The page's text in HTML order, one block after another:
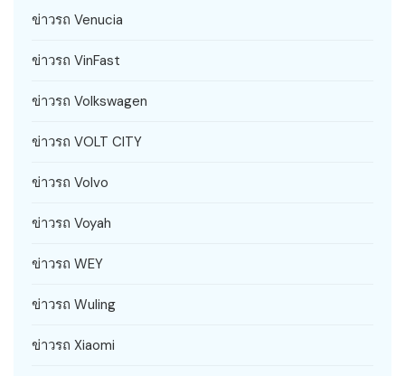
ข่าวรถ Venucia
ข่าวรถ VinFast
ข่าวรถ Volkswagen
ข่าวรถ VOLT CITY
ข่าวรถ Volvo
ข่าวรถ Voyah
ข่าวรถ WEY
ข่าวรถ Wuling
ข่าวรถ Xiaomi